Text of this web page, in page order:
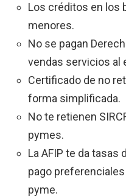
Los créditos en los
menores.
No se pagan
vendas servicios al
Certificado de no
forma simplificada.
No te retienen
pymes.
La AFIP te da tasas
pago
pyme.